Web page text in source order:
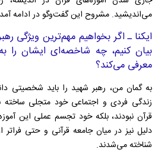
می‌اندیشید. مشروح این گفت‌وگو در ادامه
ایکنا ـ اگر بخواهیم مهم‌ترین ویژگی
بیان کنیم، چه شاخصه‌ای ایشان را
معرفی می‌کند؟
به گمان من، رهبر شهید را باید شخصیتی
زندگی فردی و اجتماعی خود متجلی ساخته
قرآن نبودند، بلکه خود تجسم عملی این
دلیل نیز در میان جامعه قرآنی و حتی فراتر
شناخته می‌شدند.